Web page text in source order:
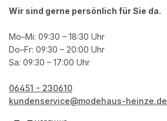
Wir sind gerne persönlich für Sie da.
Mo–Mi: 09:30 – 18:30 Uhr
Do–Fr: 09:30 – 20:00 Uhr
Sa: 09:30 – 17:00 Uhr
06451 - 230610
kundenservice@modehaus-heinze.de